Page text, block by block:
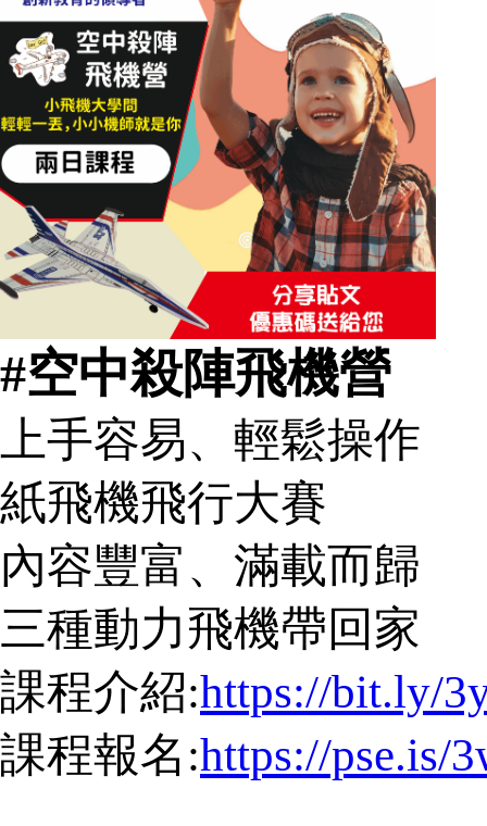
#空中殺陣飛機營
上手容易、輕鬆操作
紙飛機飛行大賽
內容豐富、滿載而歸
三種動力飛機帶回家
課程介紹:https://bit.ly/
課程報名:https://pse.is/